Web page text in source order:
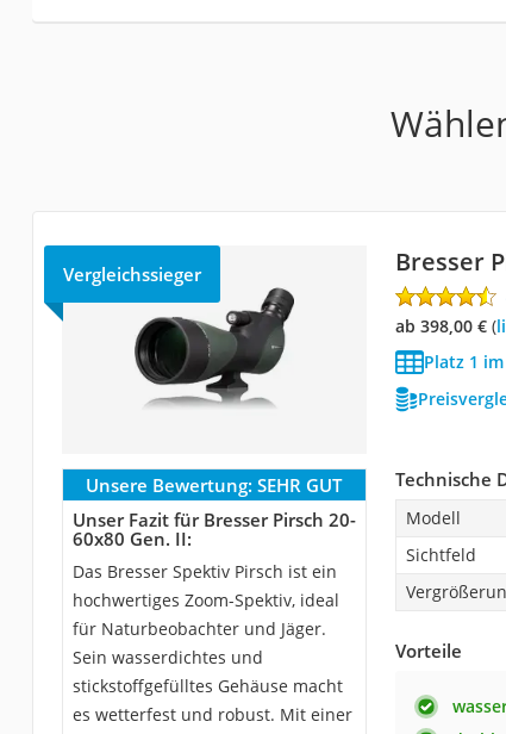
Vergleichssieger Bresser
ab 398,00 €(
Platz 1
Unsere Bewertung: SEHR GUT
Unser Fazit für Bresser Pirsch 20-
60x80 Gen. II:
Das Bresser Spektiv Pirsch ist ein
hochwertiges Zoom-Spektiv, ideal
für Naturbeobachter und Jäger.
Sein wasserdichtes und
stickstoffgefülltes Gehäuse macht
es wetterfest und robust. Mit einer
Technische
Modell
Sichtfeld
Vorteile